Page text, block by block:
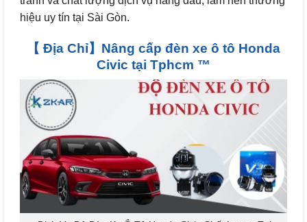
hiệu uy tín tại Sài Gòn.
【 Địa Chỉ】Nâng cấp đèn xe ô tô Honda
Civic tại Tphcm ™